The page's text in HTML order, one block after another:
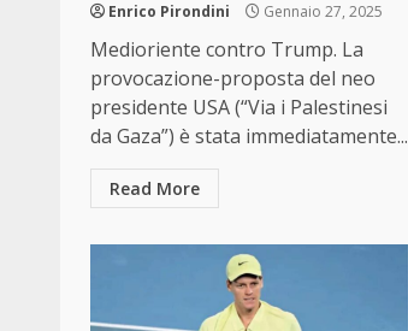
Enrico Pirondini Gennaio 27, 2025
Medioriente contro Trump. La
provocazione-proposta del neo
presidente USA (“Via i Palestinesi
da Gaza”) è stata immediatamente...
Read More